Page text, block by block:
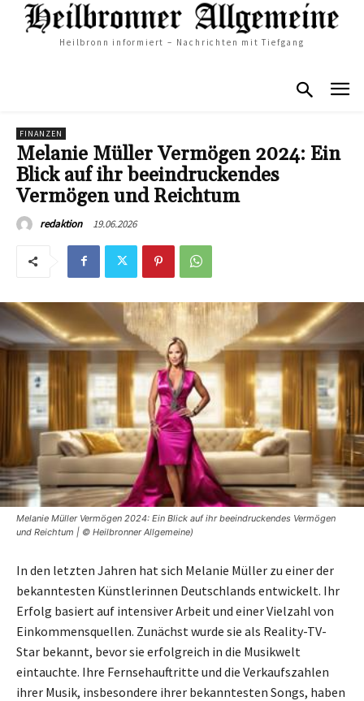
Heilbronn informiert – Nachrichten mit Tiefgang
FINANZEN
Melanie Müller Vermögen 2024: Ein
Blick auf ihr beeindruckendes
Vermögen und Reichtum
redaktion 19.06.2026
Melanie Müller Vermögen 2024: Ein Blick auf ihr beeindruckendes Vermögen
und Reichtum | © Heilbronner Allgemeine)
In den letzten Jahren hat sich Melanie Müller zu einer der
bekanntesten Künstlerinnen Deutschlands entwickelt. Ihr
Erfolg basiert auf intensiver Arbeit und einer Vielzahl von
Einkommensquellen. Zunächst wurde sie als Reality-TV-
Star bekannt, bevor sie erfolgreich in die Musikwelt
eintauchte. Ihre Fernsehauftritte und die Verkaufszahlen
ihrer Musik, insbesondere ihrer bekanntesten Songs, haben